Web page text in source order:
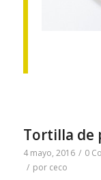
Tortilla de
4 mayo, 2016 / 0
/ por ceco